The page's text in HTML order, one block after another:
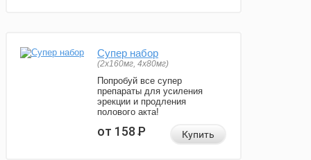
Супер набор
(2х160мг, 4х80мг)
Попробуй все супер
препараты для усиления
эрекции и продления
полового акта!
от 158Р Купить